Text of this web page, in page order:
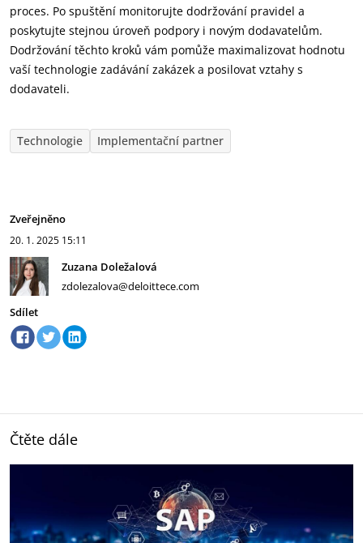
proces. Po spuštění monitorujte dodržování pravidel a
poskytujte stejnou úroveň podpory i novým dodavatelům.
Dodržování těchto kroků vám pomůže maximalizovat hodnotu
vaší technologie zadávání zakázek a posilovat vztahy s
dodavateli.
Technologie Implementační partner
Zveřejněno
20. 1. 2025 15:11
Zuzana Doležalová
zdolezalova@deloittece.com
Sdílet
Čtěte dále